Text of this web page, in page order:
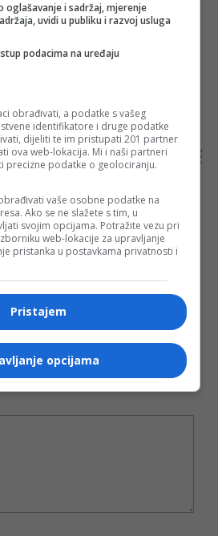
Prikaži komentare
a ne nužno i stavove internet portala Banjaluka.com. Molimo korisnike da se suzdrže od
zadržava pravo da obriše komentar bez najave i objašnjenja. Zbog velikog broja
koji krše pravila. Kao čitalac takođe prihvatate mogućnost da među komentarima mogu
moralnim i drugim načelima i uvjerenjima.
oglašavanje i sadržaj, mjerenje
uvidi u publiku i razvoj usluga
podacima na uređaju
obrađivati, a podatke s vašeg
identifikatore i druge podatke
dijeliti te im pristupati 201 partner
ova web-lokacija. Mi i naši partneri
precizne podatke o geolociranju.
vaše osobne podatke na
Ako se ne slažete s tim, u
svojim opcijama. Potražite vezu pri
web-lokacije za upravljanje
pristanka u postavkama privatnosti i
Pristajem
opcijama